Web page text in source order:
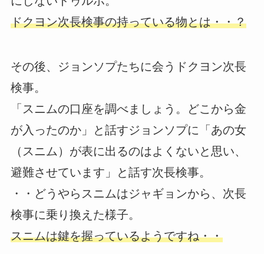
ドクヨン次長検事の持っている物とは・・？
その後、ジョンソプたちに会うドクヨン次長
検事。
「スニムの口座を調べましょう。どこから金
が入ったのか」と話すジョンソプに「あの女
（スニム）が表に出るのはよくないと思い、
避難させています」と話す次長検事。
・・どうやらスニムはジャギョンから、次長
検事に乗り換えた様子。
スニムは鍵を握っているようですね・・